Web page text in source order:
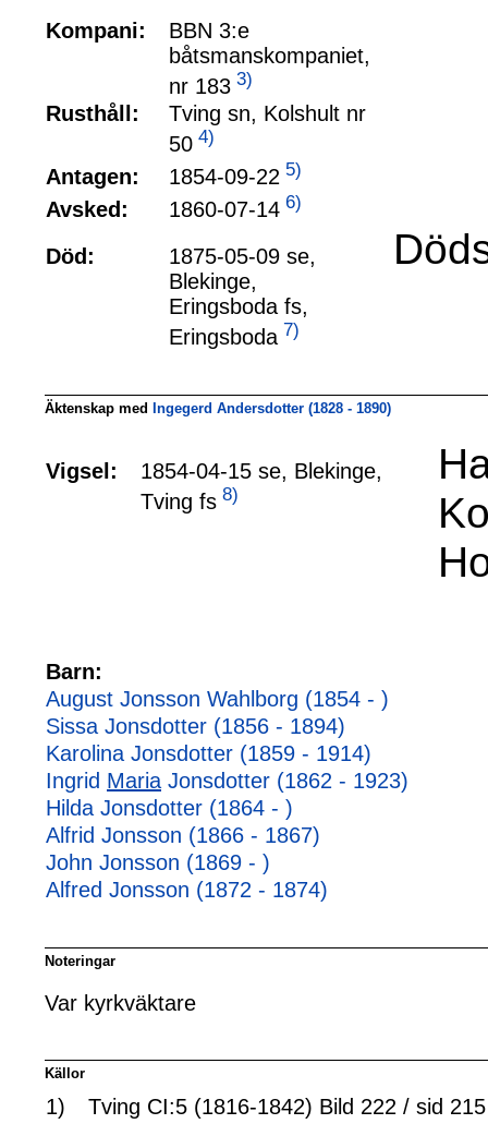
Kompani:
BBN 3:e
båtsmanskompaniet,
nr 183 3)
Rusthåll:
Tving sn, Kolshult nr
50 4)
Antagen: 1854-09-22 5)
Avsked: 1860-07-14 6)
Död:
1875-05-09 se,
Blekinge,
Eringsboda fs,
Eringsboda 7)
Äktenskap med Ingegerd Andersdotter (1828 - 1890)
Vigsel:
1854-04-15 se, Blekinge,
Tving fs 8)
Barn:
August Jonsson Wahlborg (1854 - )
Sissa Jonsdotter (1856 - 1894)
Karolina Jonsdotter (1859 - 1914)
Ingrid Maria Jonsdotter (1862 - 1923)
Hilda Jonsdotter (1864 - )
Alfrid Jonsson (1866 - 1867)
John Jonsson (1869 - )
Alfred Jonsson (1872 - 1874)
Noteringar
Var kyrkväktare
Källor
1) Tving CI:5 (1816-1842) Bild 222 / sid 215